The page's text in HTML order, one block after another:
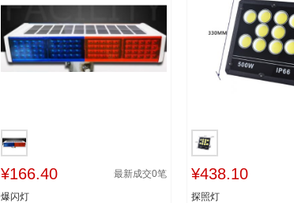
¥166.40 最新成交0笔
爆闪灯
¥438.10
探照灯